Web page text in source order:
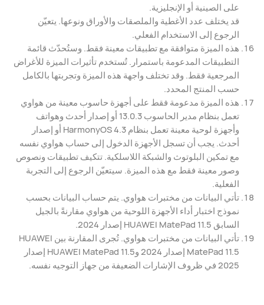
على الصينية أو الإنجليزية.
قد يختلف عدد الأغطية والملصقات والأوراق ونوعها. يتعيّن
الرجوع إلى الاستخدام الفعلي.
هذه الميزة متوافقة مع تطبيقات معينة فقط. وستُحدّث قائمة
التطبيقات المدعومة باستمرار. تُستخدم تأثيرات الميزة للأغراض
المرجعية فقط. وقد تختلف واجهة هذه الميزة وتجربتها بالكامل
حسب المنتج المحدد.
هذه الميزة مدعومة فقط على أجهزة حاسوب معينة من هواوي
تعمل بنظام مدير الحاسوب 13.0.3 أو إصدار أحدث وهواتف
وأجهزة لوحية معينة تعمل بنظام HarmonyOS 4.3 أو إصدار
أحدث. يجب أن تسجل الأجهزة الدخول إلى حساب هواوي نفسه
مع تمكين البلوتوث والشبكة اللاسلكية. تتكيف تطبيقات ونصوص
وصور معينة فقط مع هذه الميزة. سيتعيّن الرجوع إلى التجربة
الفعلية.
تأتي البيانات من مختبرات هواوي. يتم حساب البيانات بحسب
نموذج اختبار أداء الأجهزة اللوحية من هواوي مقارنةً بالجيل
السابق HUAWEI MatePad 11.5 إصدار 2024.
تأتي البيانات من مختبرات هواوي. تُجرى المقارنة بين HUAWEI
MatePad 11.5 إصدار 2024 وHUAWEI MatePad 11.5 إصدار
2025 في ظروف الإشارات الضعيفة من جهاز التوجيه نفسه.